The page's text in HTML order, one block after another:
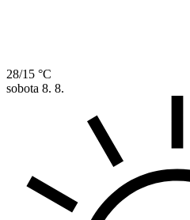
28/15 °C
sobota 8. 8.